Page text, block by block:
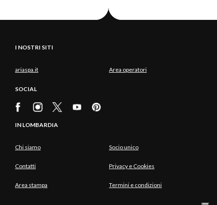
I NOSTRI SITI
ariaspa.it Area operatori
SOCIAL
IN LOMBARDIA
Chi siamo Socio unico
Contatti Privacy e Cookies
Area stampa Termini e condizioni